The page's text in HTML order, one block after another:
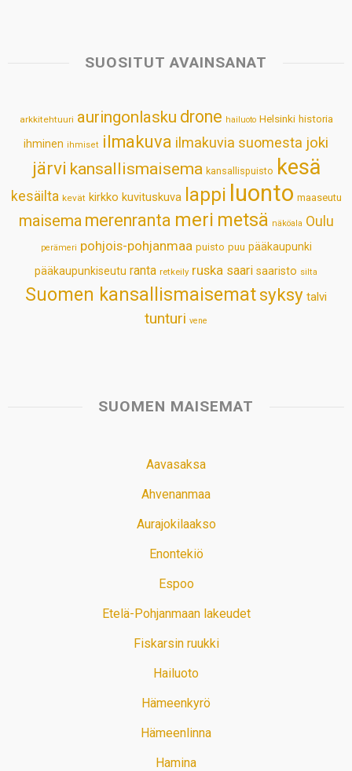
s
p
b
k
e
n
e
s
t
l
SUOSITUT AVAINSANAT
arkkitehtuuri auringonlasku drone hailuoto Helsinki historia
ihminen ihmiset ilmakuva ilmakuvia suomesta joki
järvi kansallismaisema kansallispuisto kesä
kesäilta kevät kirkko kuvituskuva lappi luonto maaseutu
maisema merenranta meri metsä näköala Oulu
perämeri pohjois-pohjanmaa puisto puu pääkaupunki
pääkaupunkiseutu ranta retkeily ruska saari saaristo silta
Suomen kansallismaisematsyksy talvi
tunturi vene
SUOMEN MAISEMAT
Aavasaksa
Ahvenanmaa
Aurajokilaakso
Enontekiö
Espoo
Etelä-Pohjanmaan lakeudet
Fiskarsin ruukki
Hailuoto
Hämeenkyrö
Hämeenlinna
Hamina